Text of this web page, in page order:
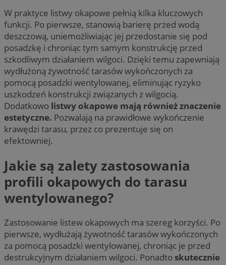
W praktyce listwy okapowe pełnią kilka kluczowych
funkcji. Po pierwsze, stanowią barierę przed wodą
deszczową, uniemożliwiając jej przedostanie się pod
posadzkę i chroniąc tym samym konstrukcję przed
szkodliwym działaniem wilgoci. Dzięki temu zapewniają
wydłużoną żywotność tarasów wykończonych za
pomocą posadzki wentylowanej, eliminując ryzyko
uszkodzeń konstrukcji związanych z wilgocią.
Dodatkowo listwy okapowe mają również znaczenie
estetyczne. Pozwalają na prawidłowe wykończenie
krawędzi tarasu, przez co prezentuje się on
efektowniej.
Jakie są zalety zastosowania
profili okapowych do tarasu
wentylowanego?
Zastosowanie listew okapowych ma szereg korzyści. Po
pierwsze, wydłużają żywotność tarasów wykończonych
za pomocą posadzki wentylowanej, chroniąc je przed
destrukcyjnym działaniem wilgoci. Ponadto skutecznie